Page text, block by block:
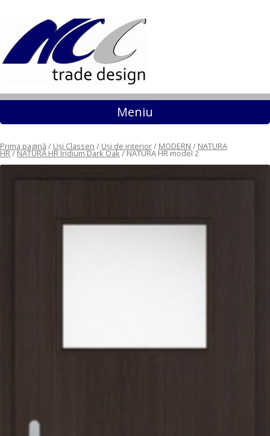
Meniu Sari la conținut
Prima pagină / Uși Classen / Uși de interior/ MODERN / NATURA
HR/NATURA HR Iridium Dark Oak/ NATURA HR model 2